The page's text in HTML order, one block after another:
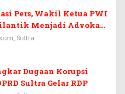
Pers, Wakil Ketua PWI
Menjadi Advokat
Sultra
Dugaan Korupsi
Sultra Gelar RDP